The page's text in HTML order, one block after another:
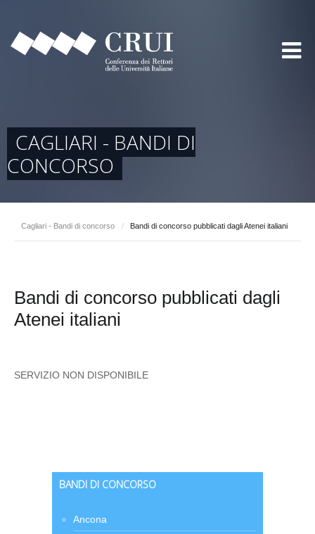
CAGLIARI - BANDI DI
CONCORSO
Cagliari - Bandi di concorso / Bandi di concorso pubblicati dagli Atenei italiani
Bandi di concorso pubblicati dagli
Atenei italiani
SERVIZIO NON DISPONIBILE
BANDI DI CONCORSO
Ancona